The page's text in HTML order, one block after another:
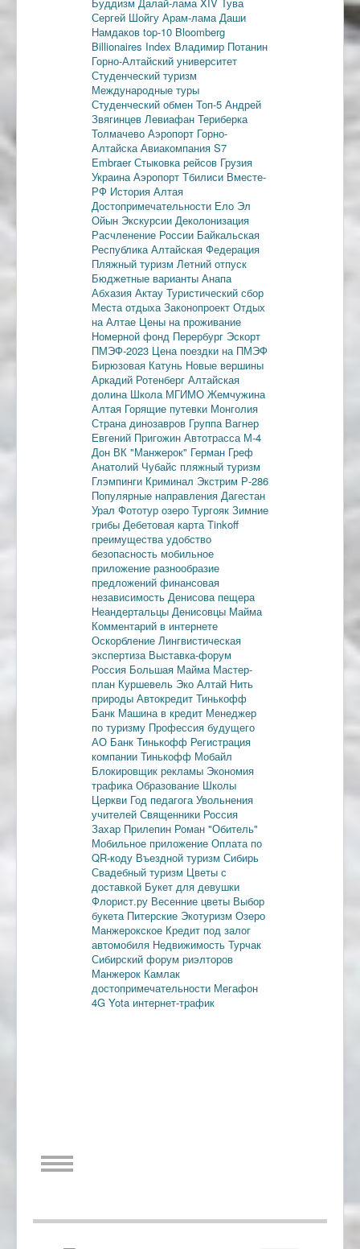
Сергей Шойгу Арам-лама Даши
Намдаков top-10 Bloomberg
Billionaires Index Владимир Потанин
Горно-Алтайский университет
Студенческий туризм
Международные туры
Студенческий обмен Топ-5 Андрей
Звягинцев Левиафан Териберка
Толмачево Аэропорт Горно-
Алтайска Авиакомпания S7
EmbraerСтыковка рейсов Грузия
Украина Аэропорт Тбилиси Вместе-
РФ История Алтая
Достопримечательности Ело Эл
Ойын Экскурсии Деколонизация
Расчленение России Байкальская
Республика Алтайская Федерация
Пляжный туризм Летний отпуск
Бюджетные варианты Анапа
Абхазия Актау Туристический сбор
Места отдыха Законопроект Отдых
на Алтае Цены на проживание
Номерной фонд Перербург Эскорт
ПМЭФ-2023 Цена поездки на ПМЭФ
Бирюзовая Катунь Новые вершины
Аркадий Ротенберг Алтайская
долина Школа МГИМО Жемчужина
Алтая Горящие путевки Монголия
Страна динозавров Группа Вагнер
Евгений Пригожин Автотрасса М-4
Дон ВК "Манжерок" Герман Греф
Анатолий Чубайс пляжный туризм
Глэмпинги Криминал Экстрим Р-286
Популярные направления Дагестан
Урал Фототур озеро Тургояк Зимние
грибы Дебетовая карта Tinkoff
преимущества удобство
безопасность мобильное
приложение разнообразие
предложений финансовая
независимость Денисова пещера
Неандертальцы Денисовцы Майма
Комментарий в интернете
Оскорбление Лингвистическая
экспертиза Выставка-форум
Россия Большая Майма Мастер-
план Куршевель Эко Алтай Нить
природы Автокредит Тинькофф
Банк Машина в кредит Менеджер
по туризму Профессия будущего
АО Банк Тинькофф Регистрация
компании Тинькофф Мобайл
Блокировщик рекламы Экономия
трафика Образование Школы
Церкви Год педагога Увольнения
учителей Священники Россия
Захар Прилепин Роман "Обитель"
Мобильное приложение Оплата по
QR-коду Въездной туризм Сибирь
Свадебный туризм Цветы с
доставкой Букет для девушки
Флорист.ру Весенние цветы Выбор
букета Питерские Экотуризм Озеро
Манжерокское Кредит под залог
автомобиля Недвижимость Турчак
Сибирский форум риэлторов
Манжерок Камлак
достопримечательности Мегафон
4G Yota интернет-трафик